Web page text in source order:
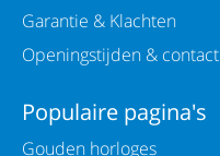
Garantie & Klachten
Openingstijden & contact
Populaire pagina's
Gouden horloges